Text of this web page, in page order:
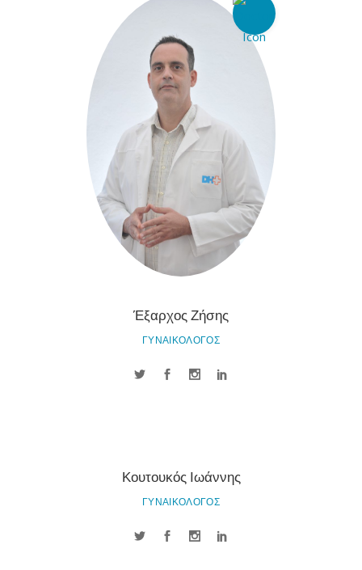
Έξαρχος Ζήσης
ΓΥΝΑΙΚΟΛΟΓΟΣ
Κουτουκός Ιωάννης
ΓΥΝΑΙΚΟΛΟΓΟΣ